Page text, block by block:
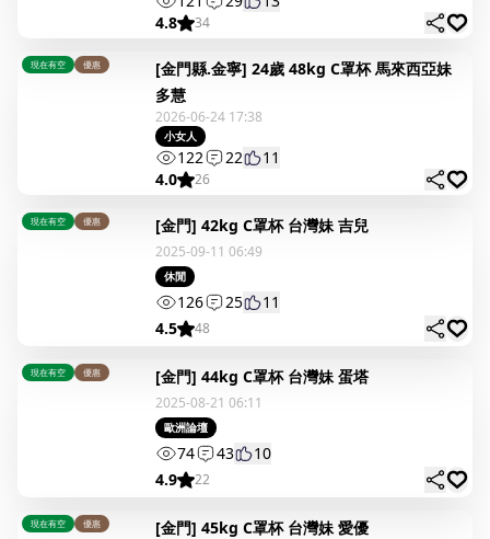
4.8
34
現在有空 優惠
[金門縣.金寧] 24歲 48kg C罩杯 馬來西亞妹
多慧
2026-06-24 17:38
小女人
122 22
11
4.0
26
現在有空 優惠 [金門] 42kg C罩杯 台灣妹 吉兒
2025-09-11 06:49
休閒
126 25
11
4.5
48
現在有空 優惠 [金門] 44kg C罩杯 台灣妹 蛋塔
2025-08-21 06:11
歐洲論壇
74 43
10
4.9
22
現在有空 優惠 [金門] 45kg C罩杯 台灣妹 愛優